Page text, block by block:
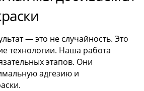
— это не случайность. Это
технологии. Наша работа
этапов. Они
адгезию и